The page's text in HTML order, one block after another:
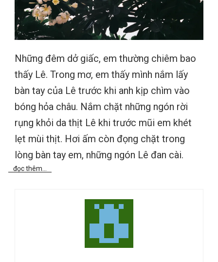
Những đêm dở giấc, em thường chiêm bao
thấy Lê. Trong mơ, em thấy mình nắm lấy
bàn tay của Lê trước khi anh kịp chìm vào
bóng hỏa châu. Nắm chặt những ngón rời
rụng khỏi da thịt Lê khi trước mũi em khét
lẹt mùi thịt. Hơi ấm còn đọng chặt trong
lòng bàn tay em, những ngón Lê đan cài.
đọc thêm...